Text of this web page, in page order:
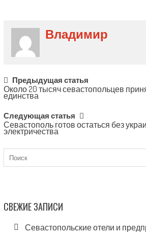
Владимир
Post
navigation
Предыдущая статья
Около 20 тысяч севастопольцев
единства
Следующая статья
Севастополь готов остаться без
электричества
СВЕЖИЕ ЗАПИСИ
Севастопольские отели и